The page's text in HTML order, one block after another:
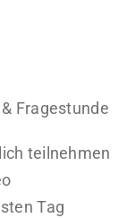
Fragestunde
teilnehmen
Tag